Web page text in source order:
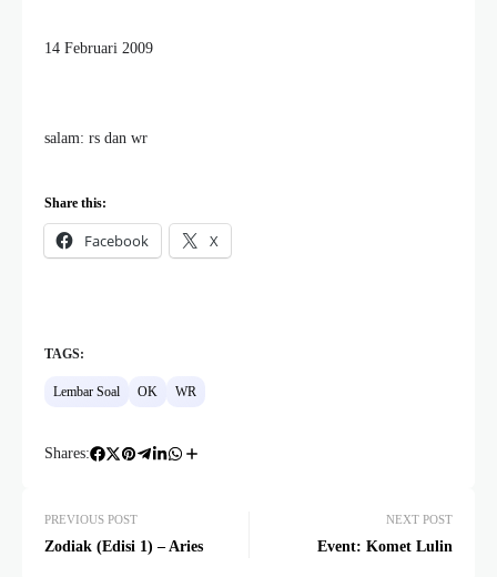
14 Februari 2009
salam: rs dan wr
Share this:
Facebook X
TAGS:
Lembar Soal OK WR
Shares:
PREVIOUS POST
Zodiak (Edisi 1) – Aries
NEXT POST
Event: Komet Lulin